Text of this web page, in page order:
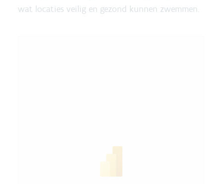
wat locaties veilig en gezond kunnen zwemmen.